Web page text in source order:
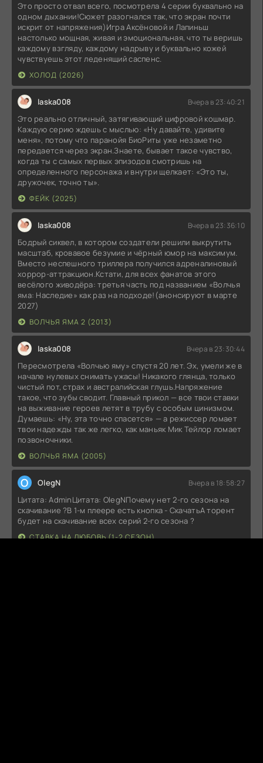
Это просто отвал всего, посмотрела 4 серии буквально на
одном дыхании!Сюжет разогнался так, что экран почти
искрит от напряжения)Игра Аксёновой и Лапиньш
настолько мощная, живая и эмоциональная, что ты веришь
каждому взгляду, каждому надрыву и буквально кожей
чувствуешь этот леденящий саспенс.
ХОЛОД (2026)
laska008 Вчера в 23:40:21
Это реально отличный, затягивающий цифровой кошмар.
Каждую серию ждешь с мыслью: «Ну давайте, удивите
меня», потому что паранойя БиоРиты уже незаметно
передается через экран.Знаете, бывает такое чувство,
когда ты с самых первых эпизодов смотришь на
определенного персонажа и внутри щелкает: «Это ты,
дружочек, точно ты».
ФЕЙК (2025)
laska008 Вчера в 23:36:10
Бодрый сиквел, в котором создатели решили выкрутить
масштаб, кровавое безумие и чёрный юмор на максимум.
Вместо неспешного триллера получился адреналиновый
хоррор-аттракцион.Кстати, для всех фанатов этого
весёлого живодёра: третья часть под названием «Волчья
яма: Наследие» как раз на подходе!(анонсируют в марте
2027)
ВОЛЧЬЯ ЯМА 2 (2013)
laska008 Вчера в 23:30:44
Пересмотрела «Волчью яму» спустя 20 лет. Эх, умели же в
начале нулевых снимать ужасы! Никакого глянца, только
чистый пот, страх и австралийская глушь.Напряжение
такое, что зубы сводит. Главный прикол — все твои ставки
на выживание героев летят в трубу с особым цинизмом.
Думаешь: «Ну, эта точно спасется» — а режиссер ломает
твои надежды так же легко, как маньяк Мик Тейлор ломает
позвоночники.
ВОЛЧЬЯ ЯМА (2005)
O OlegN Вчера в 18:58:27
Цитата: AdminЦитата: OlegNПочему нет 2-го сезона на
скачивание ?В 1-м плеере есть кнопка - СкачатьА торент
будет на скачивание всех серий 2-го сезона ?
СТАВКА НА ЛЮБОВЬ (1-2 СЕЗОН)